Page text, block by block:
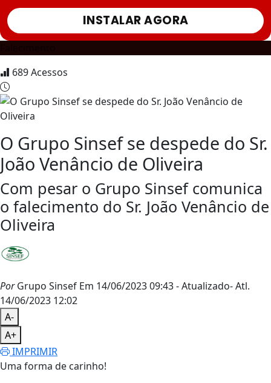
INSTALAR AGORA
689Acessos
O Grupo Sinsef se despede do Sr.
João Venâncio de Oliveira
Com pesar o Grupo Sinsef comunica
o falecimento do Sr. João Venâncio de
Oliveira
PorGrupo Sinsef Em 14/06/2023 09:43- Atualizado- Atl.
14/06/2023 12:02
A-
A+
IMPRIMIR
Uma forma de carinho!